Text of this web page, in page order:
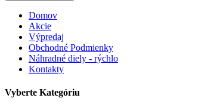
Domov
Akcie
Výpredaj
Obchodné Podmienky
Náhradné diely - rýchlo
Kontakty
Vyberte Kategóriu